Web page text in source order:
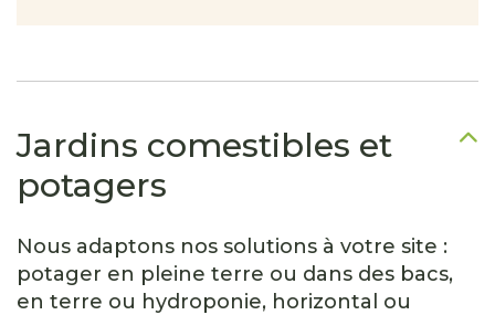
Jardins comestibles et
potagers
Nous adaptons nos solutions à votre site :
potager en pleine terre ou dans des bacs,
en terre ou hydroponie, horizontal ou